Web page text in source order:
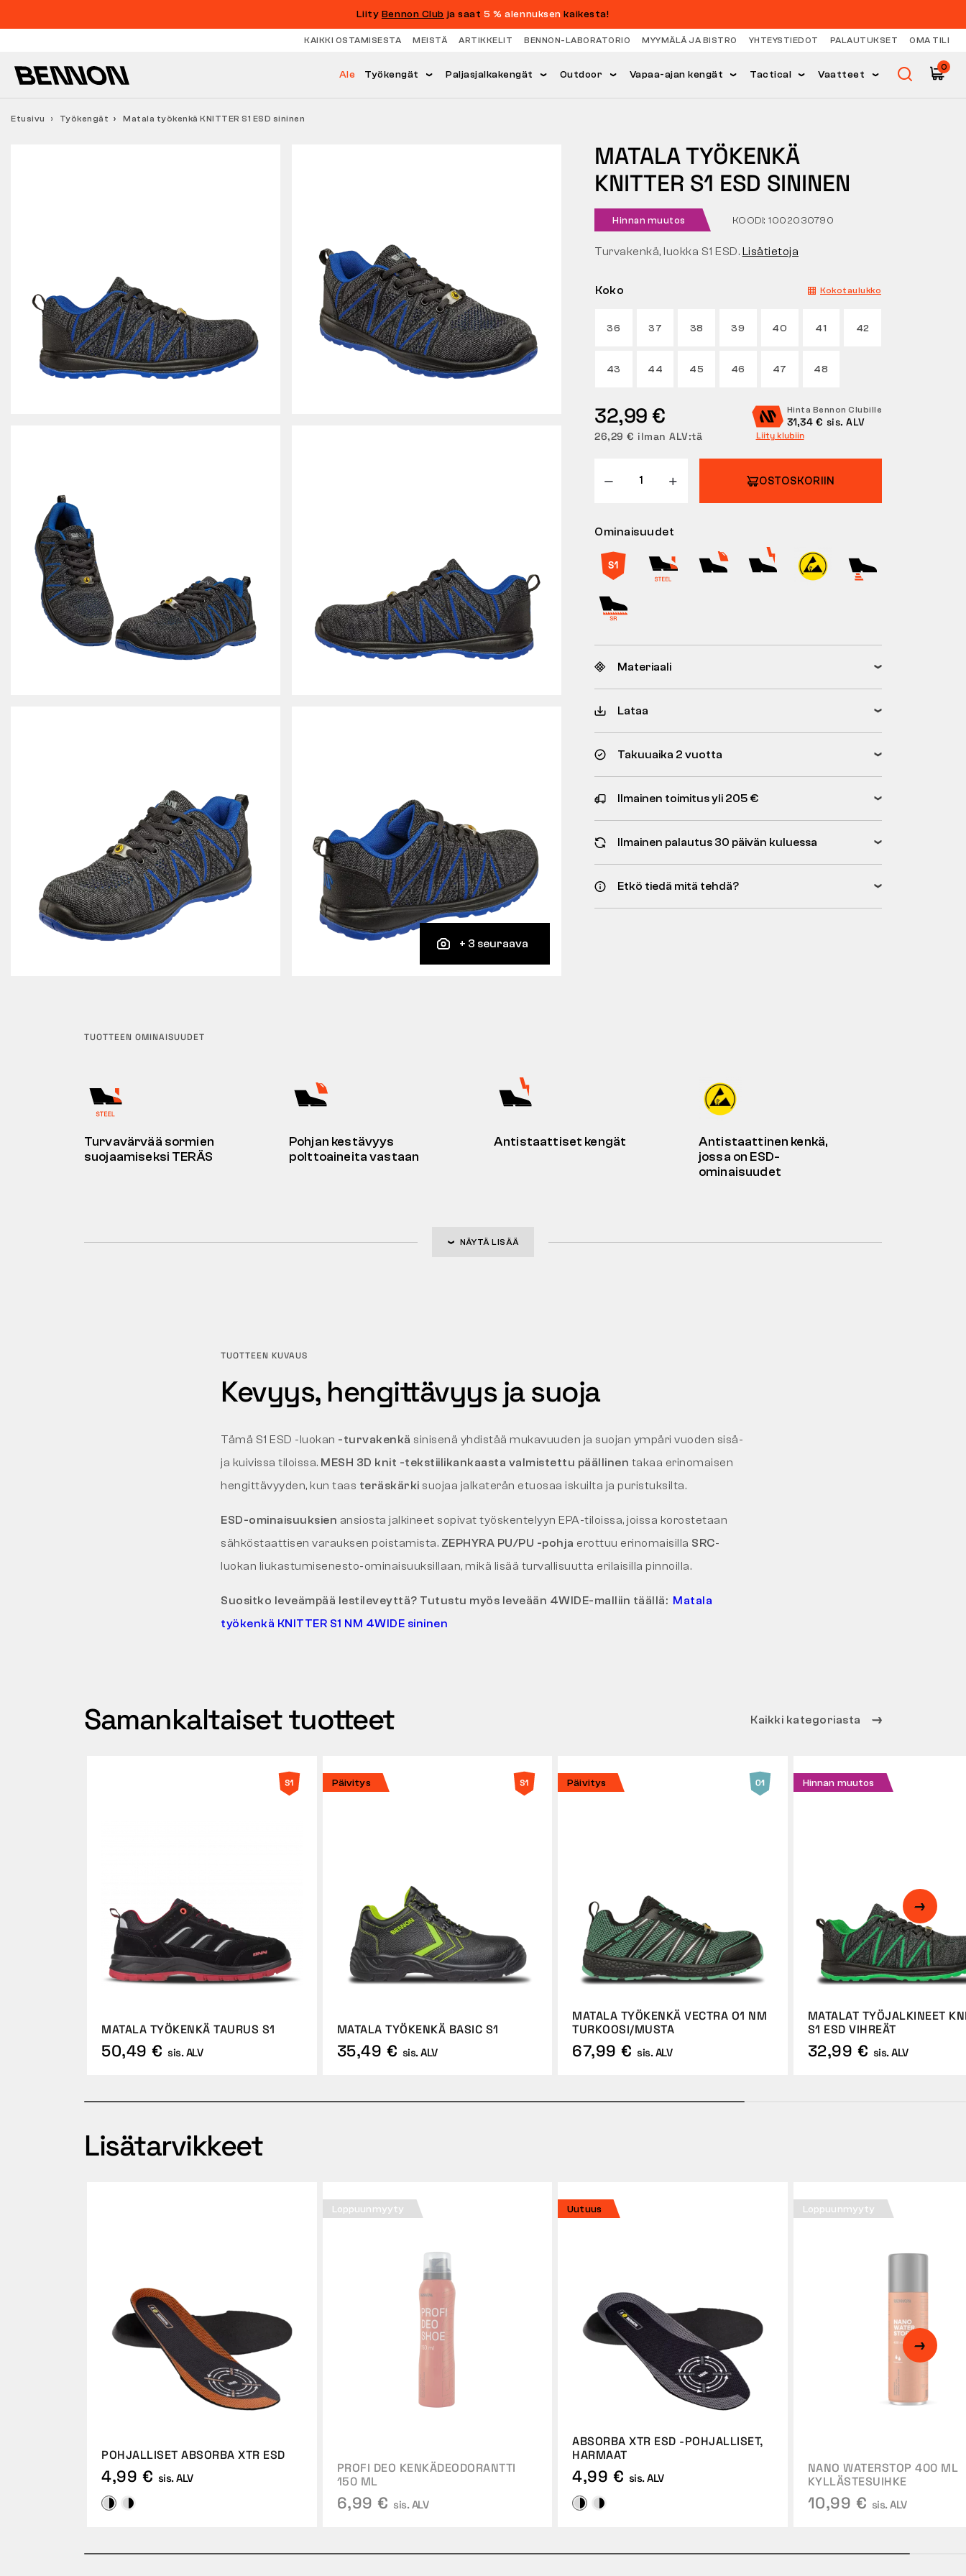
Liity Bennon Club ja saat5 % alennuksen kaikesta!
KAIKKI OSTAMISESTA MEISTÄ ARTIKKELIT BENNON-LABORATORIO MYYMÄLÄ JA BISTRO YHTEYSTIEDOT PALAUTUKSET OMA TILI
Ale Työkengät Paljasjalkakengät Outdoor Vapaa-ajan kengät Tactical Vaatteet
0
Etusivu Työkengät Matala työkenkä KNITTER S1 ESD sininen
+ 3 seuraava
MATALA TYÖKENKÄ
KNITTER S1 ESD SININEN
Hinnan muutos KOODI: 1002030790
Koko Kokotaulukko
36 37 38 39 40 41 42
43 44 45 46 47 48
32,99 €
26,29 € ilman ALV:tä
Hinta Bennon Clubille
31,34 € sis. ALV
Liity klubiin
OSTOSKORIIN
Ominaisuudet
Turvakenkä, luokka S1 ESD. Lisätietoja
Materiaali
Lataa
Takuuaika 2 vuotta
Ilmainen toimitus yli 205 €
Ilmainen palautus 30 päivän kuluessa
Etkö tiedä mitä tehdä?
TUOTTEEN OMINAISUUDET
Turvavärvää sormien
suojaamiseksi TERÄS
Pohjan kestävyys
polttoaineita vastaan
Antistaattiset kengät
Antistaattinen kenkä,
jossa on ESD-
ominaisuudet
NÄYTÄ LISÄÄ
TUOTTEEN KUVAUS
Kevyys, hengittävyys ja suoja
Tämä S1 ESD -luokan -turvakenkä sinisenä yhdistää mukavuuden ja suojan ympäri vuoden sisä-
ja kuivissa tiloissa. MESH 3D knit -tekstiilikankaasta valmistettu päällinen takaa erinomaisen
hengittävyyden, kun taas teräskärki suojaa jalkaterän etuosaa iskuilta ja puristuksilta.
ESD-ominaisuuksien ansiosta jalkineet sopivat työskentelyyn EPA-tiloissa, joissa korostetaan
sähköstaattisen varauksen poistamista. ZEPHYRA PU/PU -pohja erottuu erinomaisilla SRC-
luokan liukastumisenesto-ominaisuuksillaan, mikä lisää turvallisuutta erilaisilla pinnoilla.
Suositko leveämpää lestileveyttä? Tutustu myös leveään 4WIDE-malliin täällä: Matala
työkenkä KNITTER S1 NM 4WIDE sininen
Samankaltaiset tuotteet Kaikki kategoriasta
MATALA TYÖKENKÄ TAURUS S1
50,49 € sis. ALV
Päivitys
MATALA TYÖKENKÄ BASIC S1
35,49 € sis. ALV
Päivitys
MATALA TYÖKENKÄ VECTRA O1 NM
TURKOOSI/MUSTA
67,99 € sis. ALV
Hinnan muutos
MATALAT TYÖJALKINEET
S1 ESD VIHREÄT
32,99 € sis. ALV
Lisätarvikkeet
POHJALLISET ABSORBA XTR ESD
4,99 € sis. ALV
Loppuunmyyty
PROFI DEO KENKÄDEODORANTTI
150 ML
6,99 € sis. ALV
Uutuus
ABSORBA XTR ESD -POHJALLISET,
HARMAAT
4,99 € sis. ALV
Loppuunmyyty
NANO WATERSTOP 400 ML
KYLLÄSTESUIHKE
10,99 € sis. ALV